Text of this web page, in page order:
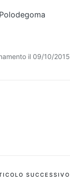
il 09/10/2015
SUCCESSIVO